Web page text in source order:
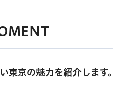
東京の魅力を紹介します。